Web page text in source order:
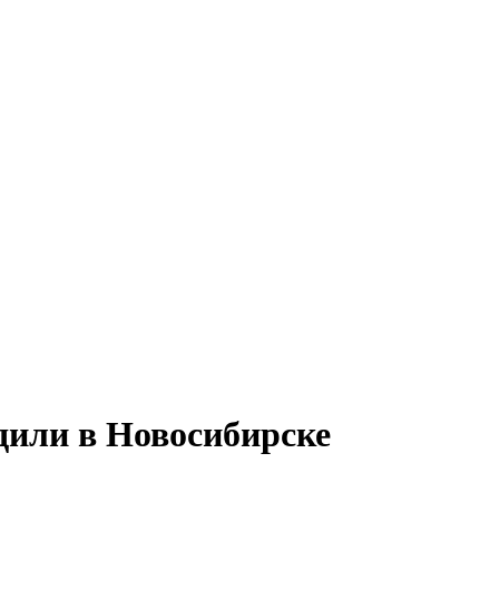
в Новосибирске